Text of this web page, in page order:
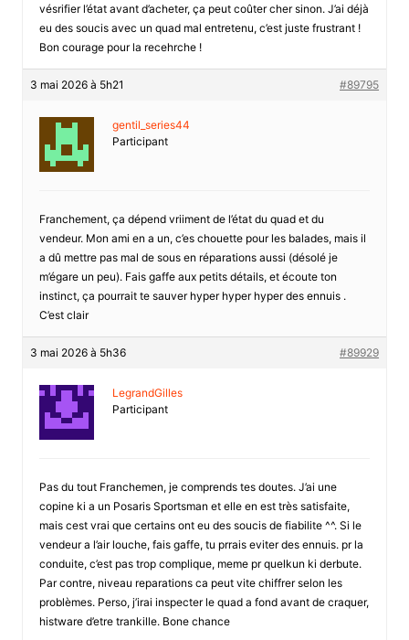
vésrifier l’état avant d’acheter, ça peut coûter cher sinon. J’ai déjà
eu des soucis avec un quad mal entretenu, c’est juste frustrant !
Bon courage pour la recehrche !
3 mai 2026 à 5h21 #89795
gentil_series44
Participant
Franchement, ça dépend vriiment de l’état du quad et du
vendeur. Mon ami en a un, c’es chouette pour les balades, mais il
a dû mettre pas mal de sous en réparations aussi (désolé je
m’égare un peu). Fais gaffe aux petits détails, et écoute ton
instinct, ça pourrait te sauver hyper hyper hyper des ennuis .
C’est clair
3 mai 2026 à 5h36 #89929
LegrandGilles
Participant
Pas du tout Franchemen, je comprends tes doutes. J’ai une
copine ki a un Posaris Sportsman et elle en est très satisfaite,
mais cest vrai que certains ont eu des soucis de fiabilite ^^. Si le
vendeur a l’air louche, fais gaffe, tu prrais eviter des ennuis. pr la
conduite, c’est pas trop complique, meme pr quelkun ki derbute.
Par contre, niveau reparations ca peut vite chiffrer selon les
problèmes. Perso, j’irai inspecter le quad a fond avant de craquer,
histware d’etre trankille. Bone chance